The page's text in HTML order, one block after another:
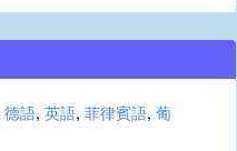
德語, 英語, 菲律賓語, 葡